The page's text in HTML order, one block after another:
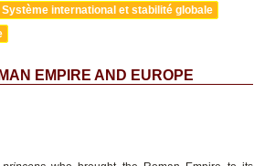
Système international et stabilité globale
EMPIRE AND EUROPE